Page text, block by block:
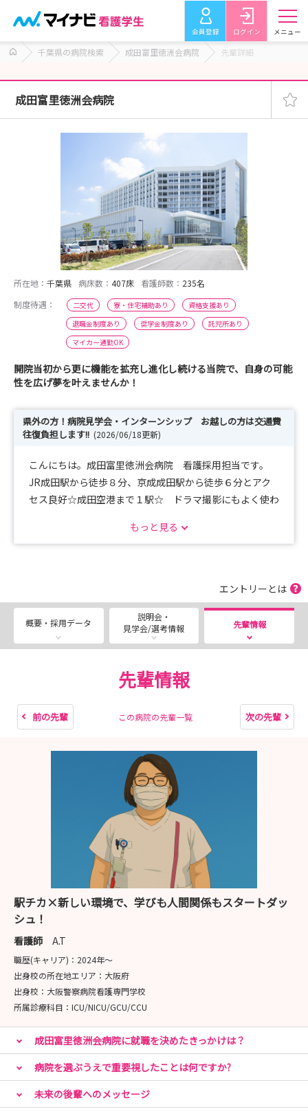
会員登録 ログイン メニュー
千葉県の病院検索 成田富里徳洲会病院 先輩詳細
成田富里徳洲会病院
所在地： 千葉県 病床数： 407床 看護師数： 235名
制度待遇：
二交代 寮・住宅補助あり
資格支援あり
退職金制度あり
奨学金制度あり
託児所あり
マイカー通勤OK
開院当初から更に機能を拡充し進化し続ける当院で、自身の可能
性を広げ夢を叶えませんか！
県外の方！病院見学会・インターンシップ お越しの方は交通費
往復負担します!! (2026/06/18更新)
こんにちは。成田富里徳洲会病院 看護採用担当です。
JR成田駅から徒歩８分、京成成田駅から徒歩６分とアク
セス良好☆成田空港まで１駅☆ ドラマ撮影にもよく使わ
千葉県外の方は、電車代、バス代、新幹線代、飛行機代
お気軽にお問い合わせください。
遠方の方はWEB（Zoom使用）対応可能です。
もっと見る
エントリーとは
概要・採用データ
説明会・
見学会/選考情報
先輩情報
先輩情報
前の先輩 この病院の先輩一覧 次の先輩
駅チカ×新しい環境で、学びも人間関係もスタートダッ
シュ！
看護師 A.T
職歴(キャリア)： 2024年〜
出身校の所在地エリア： 大阪府
出身校： 大阪警察病院看護専門学校
所属診療科目： ICU/NICU/GCU/CCU
成田富里徳洲会病院に就職を決めたきっかけは？
病院を選ぶうえで重要視したことは何ですか?
未来の後輩へのメッセージ